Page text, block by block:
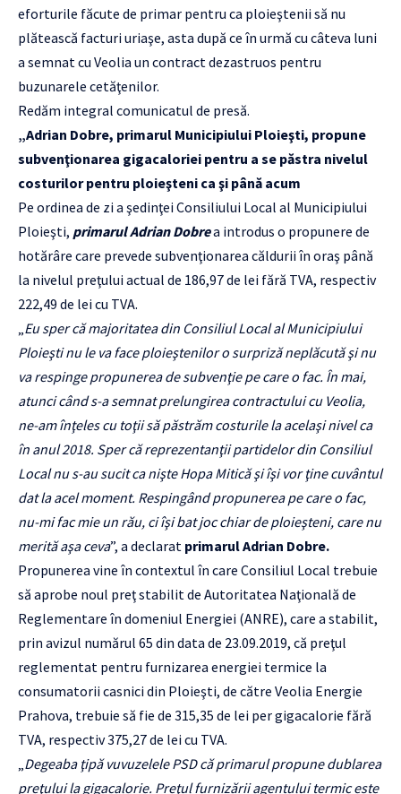
eforturile făcute de primar pentru ca ploieştenii să nu
plătească facturi uriaşe, asta după ce în urmă cu câteva luni
a semnat cu Veolia un contract dezastruos pentru
buzunarele cetăţenilor.
Redăm integral comunicatul de presă.
„Adrian Dobre, primarul Municipiului Ploieşti, propune
subvenţionarea gigacaloriei pentru a se păstra nivelul
costurilor pentru ploieşteni ca şi până acum
Pe ordinea de zi a şedinţei Consiliului Local al Municipiului
Ploieşti, primarul Adrian Dobrea introdus o propunere de
hotărâre care prevede subvenţionarea căldurii în oraş până
la nivelul preţului actual de 186,97 de lei fără TVA, respectiv
222,49 de lei cu TVA.
„Eu sper că majoritatea din Consiliul Local al Municipiului
Ploieşti nu le va face ploieştenilor o surpriză neplăcută şi nu
va respinge propunerea de subvenţie pe care o fac. În mai,
atunci când s-a semnat prelungirea contractului cu Veolia,
ne-am înţeles cu toţii să păstrăm costurile la acelaşi nivel ca
în anul 2018. Sper că reprezentanţii partidelor din Consiliul
Local nu s-au sucit ca nişte Hopa Mitică şi îşi vor ţine cuvântul
dat la acel moment. Respingând propunerea pe care o fac,
nu-mi fac mie un rău, ci îşi bat joc chiar de ploieşteni, care nu
merită aşa ceva”, a declarat primarul Adrian Dobre.
Propunerea vine în contextul în care Consiliul Local trebuie
să aprobe noul preţ stabilit de Autoritatea Naţională de
Reglementare în domeniul Energiei (ANRE), care a stabilit,
prin avizul numărul 65 din data de 23.09.2019, că preţul
reglementat pentru furnizarea energiei termice la
consumatorii casnici din Ploieşti, de către Veolia Energie
Prahova, trebuie să fie de 315,35 de lei per gigacalorie fără
TVA, respectiv 375,27 de lei cu TVA.
„Degeaba ţipă vuvuzelele PSD că primarul propune dublarea
preţului la gigacalorie. Preţul furnizării agentului termic este